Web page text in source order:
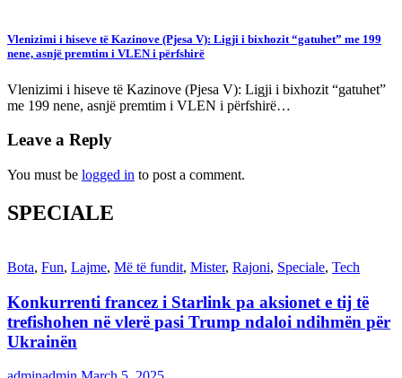
Vlenizimi i hiseve të Kazinove (Pjesa V): Ligji i bixhozit “gatuhet” me 199
nene, asnjë premtim i VLEN i përfshirë
Vlenizimi i hiseve të Kazinove (Pjesa V): Ligji i bixhozit “gatuhet”
me 199 nene, asnjë premtim i VLEN i përfshirë…
Leave a Reply
You must be logged in to post a comment.
SPECIALE
Bota, Fun, Lajme, Më të fundit, Mister, Rajoni, Speciale, Tech
Konkurrenti francez i Starlink pa aksionet e tij të
trefishohen në vlerë pasi Trump ndaloi ndihmën për
Ukrainën